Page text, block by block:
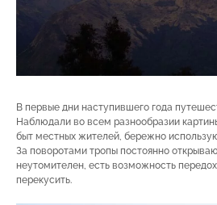
В первые дни наступившего года
Наблюдали во всем разнообразии
быт местных жителей, бережно
За поворотами тропы постоянно
неутомителен, есть возможность
перекусить.